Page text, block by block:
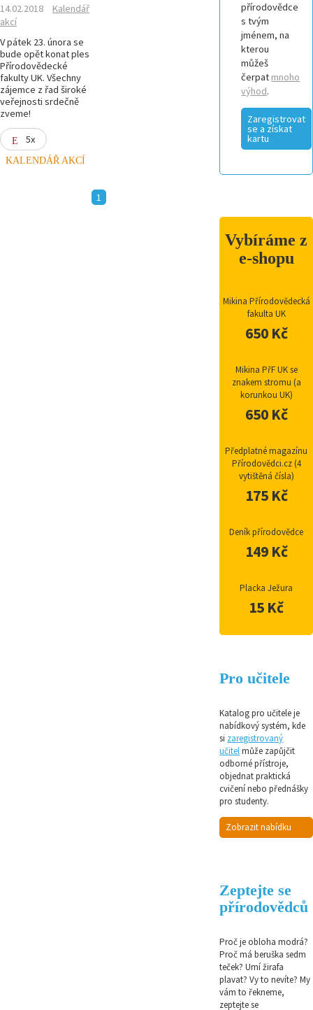
14.02.2018
Kalendář
akcí
V pátek 23. února se
bude opět konat ples
Přírodovědecké
fakulty UK. Všechny
zájemce z řad široké
veřejnosti srdečně
zveme!
5x
KALENDÁŘ AKCÍ
1
přírodovědce
s tvým
jménem, na
kterou
můžeš
čerpat mnoho
výhod.
Zaregistrovat
se a získat
kartu
Vybíráme z
e-shopu
Mikina Přírodovědecká
fakulta UK
650 Kč
Mikina PřF UK se
znakem stromu (a
korunkou UK)
650 Kč
Předplatné magazínu
Přírodovědci.cz (4
vytištěná čísla)
175 Kč
Deník přírodovědce
149 Kč
Placka Ježura
15 Kč
Pro učitele
Katalog pro učitele je
nabídkový systém, kde
si zaregistrovaný
učitelmůže zapůjčit
odborné přístroje,
objednat praktická
cvičení nebo přednášky
pro studenty.
Zobrazit nabídku
Zeptejte se
přírodovědců
Proč je obloha modrá?
Proč má beruška sedm
teček? Umí žirafa
plavat? Vy to nevíte? My
vám to řekneme,
zeptejte se